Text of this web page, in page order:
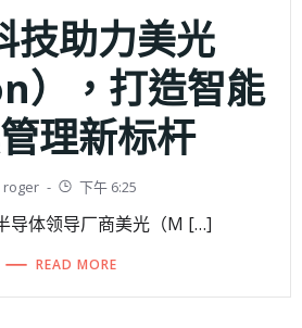
技助力美光
），打造智能
理新标杆
roger - 下午 6:25
导体领导厂商美光（M […]
READ MORE